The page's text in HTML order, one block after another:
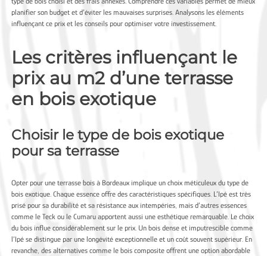
planifier son budget et d’éviter les mauvaises surprises. Analysons les éléments
influençant ce prix et les conseils pour optimiser votre investissement.
Les critères influençant le
prix au m2 d’une terrasse
en bois exotique
Choisir le type de bois exotique
pour sa terrasse
Opter pour uneterrasse bois à Bordeaux implique un choix méticuleux du type de
bois exotique. Chaque essence offre des caractéristiques spécifiques. L’Ipé est très
prisé pour sa durabilité et sa résistance aux intempéries, mais d’autres essences
comme le Teck ou le Cumaru apportent aussi une esthétique remarquable. Le choix
du bois influe considérablement sur le prix. Un bois dense et imputrescible comme
l’Ipé se distingue par une longévité exceptionnelle et un coût souvent supérieur. En
revanche, des alternatives comme le bois composite offrent une option abordable